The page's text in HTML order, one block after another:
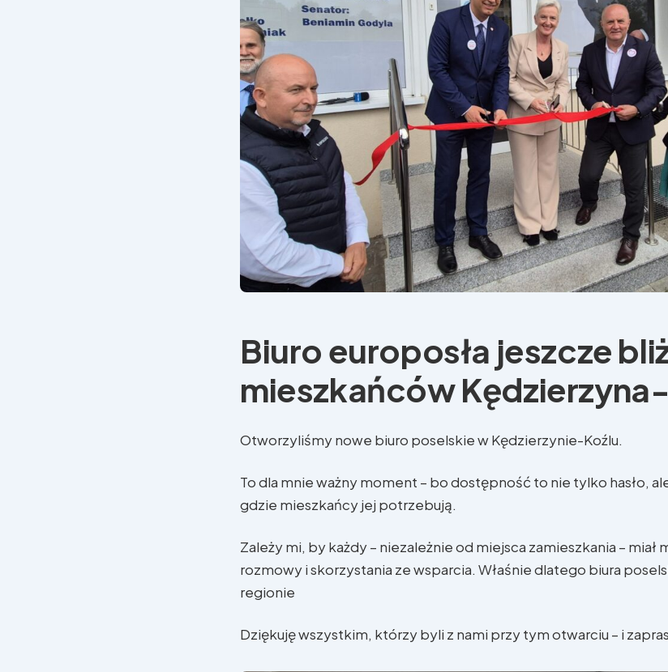
Biuro europosła jeszcze
mieszkańców
Otworzyliśmy nowe biuro poselskie w Kędzierzynie-Koźlu.
To dla mnie ważny moment – bo dostępność to nie tylko hasło,
gdzie mieszkańcy jej potrzebują.
Zależy mi, by każdy – niezależnie od miejsca zamieszkania –
rozmowy i skorzystania ze wsparcia. Właśnie dlatego biura
regionie
Dziękuję wszystkim, którzy byli z nami przy tym otwarciu – i